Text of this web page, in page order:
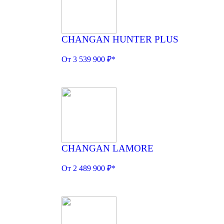
CHANGAN HUNTER PLUS
От 3 539 900 ₽*
CHANGAN LAMORE
От 2 489 900 ₽*